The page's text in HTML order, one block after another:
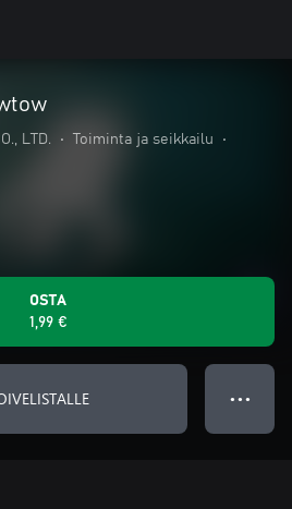
LTD. • Toiminta ja seikkailu
•
OSTA
1,99 €
● ● ●